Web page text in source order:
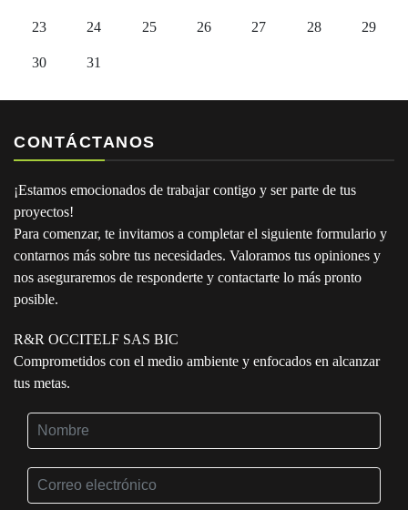
23 24 25 26 27 28 29
30 31
CONTÁCTANOS
¡Estamos emocionados de trabajar contigo y ser parte de tus
proyectos!
Para comenzar, te invitamos a completar el siguiente formulario y
contarnos más sobre tus necesidades. Valoramos tus opiniones y
nos aseguraremos de responderte y contactarte lo más pronto
posible.
R&R OCCITELF SAS BIC
Comprometidos con el medio ambiente y enfocados en alcanzar
tus metas.